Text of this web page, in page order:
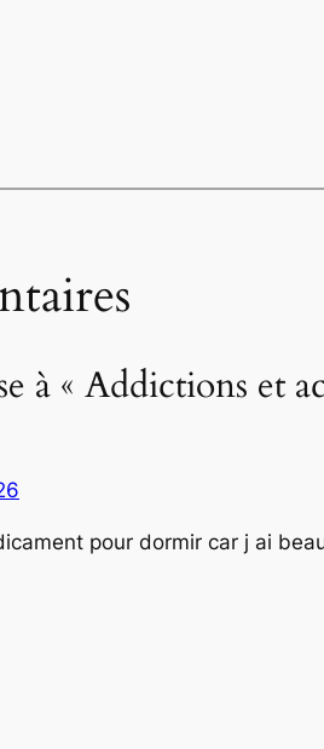
à « Addictions et
pour dormir car j ai